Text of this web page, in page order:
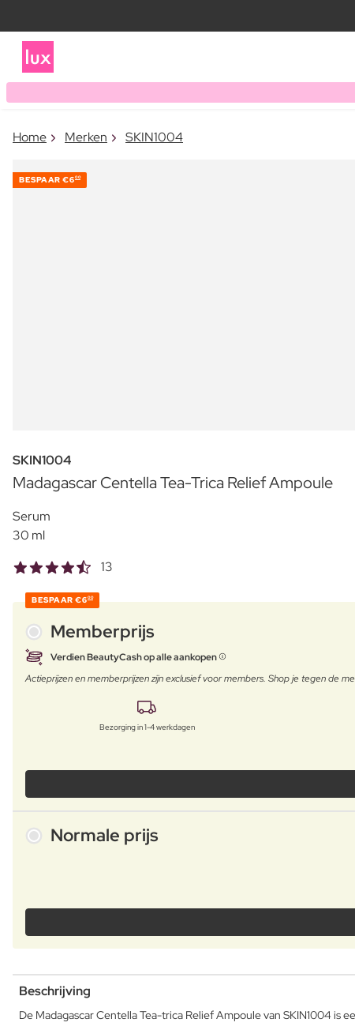
Home Merken SKIN1004
BESPAAR €600
SKIN1004
Madagascar Centella Tea-Trica Relief Ampoule
Serum
30 ml
13
BESPAAR €600
Memberprijs
Verdien BeautyCash op alle aankopen
Actieprijzen en memberprijzen zijn exclusief voor members. Shop je tegen de
Bezorging in 1-4 werkdagen
Normale prijs
Beschrijving
De Madagascar Centella Tea-trica Relief Ampoule van SKIN1004 is